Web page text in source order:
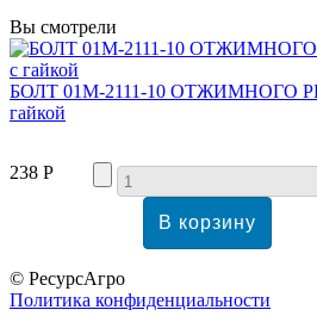
Вы смотрели
БОЛТ 01М-2111-10 ОТЖИМНОГО
гайкой
238 Р
© РесурсАгро
Политика конфиденциальности